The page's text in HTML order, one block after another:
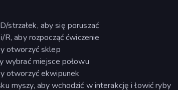
strzałek, aby się poruszać
R, aby rozpocząć ćwiczenie
otworzyć sklep
wybrać miejsce połowu
otworzyć ekwipunek
myszy, aby wchodzić w interakcję i łowić ryby